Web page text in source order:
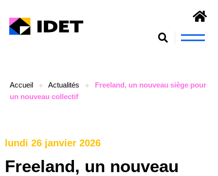
Accueil Actualités
Freeland, un nouveau siège pour
un nouveau collectif
lundi 26 janvier 2026
Freeland, un nouveau